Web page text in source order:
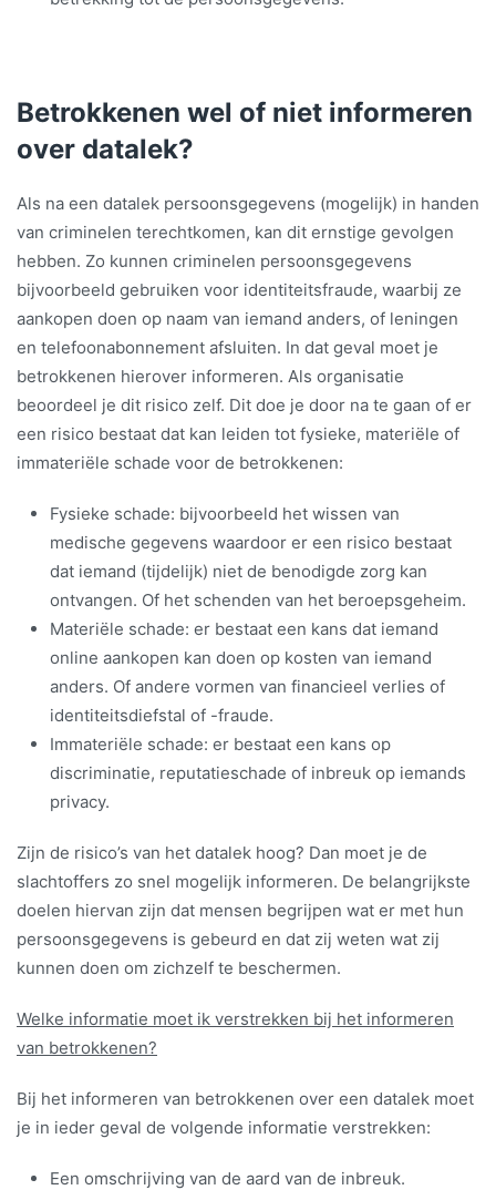
Betrokkenen wel of niet informeren
over datalek?
Als na een datalek persoonsgegevens (mogelijk) in handen
van criminelen terechtkomen, kan dit ernstige gevolgen
hebben. Zo kunnen criminelen persoonsgegevens
bijvoorbeeld gebruiken voor identiteitsfraude, waarbij ze
aankopen doen op naam van iemand anders, of leningen
en telefoonabonnement afsluiten. In dat geval moet je
betrokkenen hierover informeren. Als organisatie
beoordeel je dit risico zelf. Dit doe je door na te gaan of er
een risico bestaat dat kan leiden tot fysieke, materiële of
immateriële schade voor de betrokkenen:
Fysieke schade: bijvoorbeeld het wissen van
medische gegevens waardoor er een risico bestaat
dat iemand (tijdelijk) niet de benodigde zorg kan
ontvangen. Of het schenden van het beroepsgeheim.
Materiële schade: er bestaat een kans dat iemand
online aankopen kan doen op kosten van iemand
anders. Of andere vormen van financieel verlies of
identiteitsdiefstal of -fraude.
Immateriële schade: er bestaat een kans op
discriminatie, reputatieschade of inbreuk op iemands
privacy.
Zijn de risico’s van het datalek hoog? Dan moet je de
slachtoffers zo snel mogelijk informeren. De belangrijkste
doelen hiervan zijn dat mensen begrijpen wat er met hun
persoonsgegevens is gebeurd en dat zij weten wat zij
kunnen doen om zichzelf te beschermen.
Welke informatie moet ik verstrekken bij het informeren
van betrokkenen?
Bij het informeren van betrokkenen over een datalek moet
je in ieder geval de volgende informatie verstrekken:
Een omschrijving van de aard van de inbreuk.